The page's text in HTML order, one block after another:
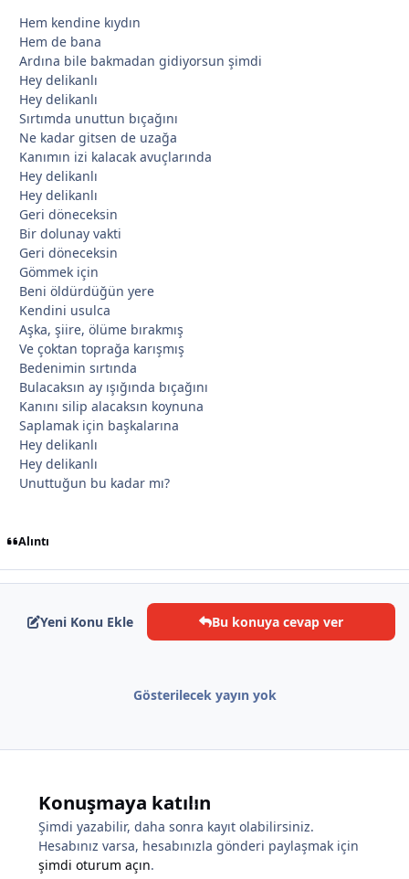
Hem kendine kıydın
Hem de bana
Ardına bile bakmadan gidiyorsun şimdi
Hey delikanlı
Hey delikanlı
Sırtımda unuttun bıçağını
Ne kadar gitsen de uzağa
Kanımın izi kalacak avuçlarında
Hey delikanlı
Hey delikanlı
Geri döneceksin
Bir dolunay vakti
Geri döneceksin
Gömmek için
Beni öldürdüğün yere
Kendini usulca
Aşka, şiire, ölüme bırakmış
Ve çoktan toprağa karışmış
Bedenimin sırtında
Bulacaksın ay ışığında bıçağını
Kanını silip alacaksın koynuna
Saplamak için başkalarına
Hey delikanlı
Hey delikanlı
Unuttuğun bu kadar mı?
Alıntı
Yeni Konu Ekle Bu konuya cevap ver
Gösterilecek yayın yok
Konuşmaya katılın
Şimdi yazabilir, daha sonra kayıt olabilirsiniz.
Hesabınız varsa, hesabınızla gönderi paylaşmak için
şimdi oturum açın.
*
*